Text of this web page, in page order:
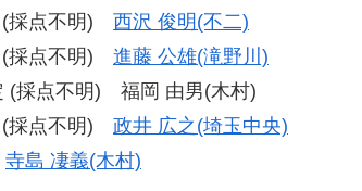
採点不明) 西沢 俊明(不二)
採点不明) 進藤 公雄(滝野川)
採点不明) 福岡 由男(木村)
採点不明) 政井 広之(埼玉中央)
寺島 凄義(木村)